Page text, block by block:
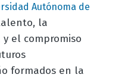
Autónoma de
la
el compromiso
formados en la